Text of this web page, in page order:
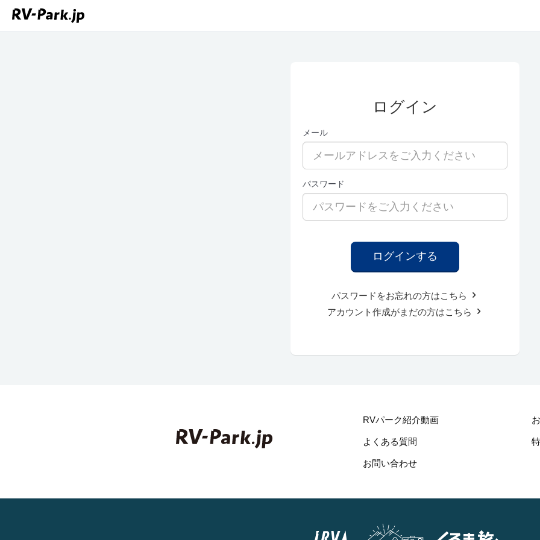
ログイン
メール
パスワード
パスワードをお忘れの方はこちら
アカウント作成がまだの方はこちら
RVパーク紹介動画
よくある質問
お問い合わせ